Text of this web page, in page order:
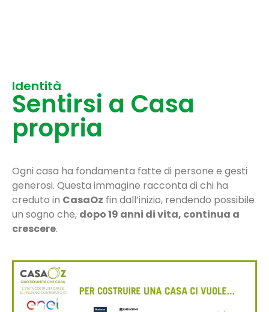
Identità
Sentirsi a Casa
propria
Ogni casa ha fondamenta fatte di persone e gesti
generosi. Questa immagine racconta di chi ha
creduto in CasaOz fin dall’inizio, rendendo possibile
un sogno che, dopo 19 anni di vita, continua a
crescere.